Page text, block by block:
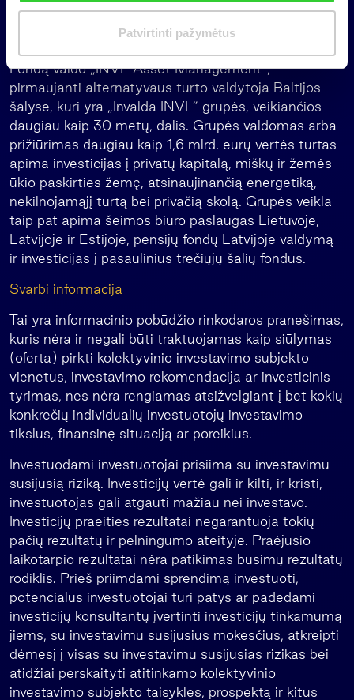
s
Patvirtinti pažymėtus
Sąjungos regione.
Fondą valdo „INVL Asset Management“,
pirmaujanti alternatyvaus turto valdytoja Baltijos
šalyse, kuri yra „Invalda INVL” grupės, veikiančios
daugiau kaip 30 metų, dalis. Grupės valdomas arba
prižiūrimas daugiau kaip 1,6 mlrd. eurų vertės turtas
apima investicijas į privatų kapitalą, miškų ir žemės
ūkio paskirties žemę, atsinaujinančią energetiką,
nekilnojamąjį turtą bei privačią skolą. Grupės veikla
taip pat apima šeimos biuro paslaugas Lietuvoje,
Latvijoje ir Estijoje, pensijų fondų Latvijoje valdymą
ir investicijas į pasaulinius trečiųjų šalių fondus.
Svarbi informacija
Tai yra informacinio pobūdžio rinkodaros pranešimas,
kuris nėra ir negali būti traktuojamas kaip siūlymas
(oferta) pirkti kolektyvinio investavimo subjekto
vienetus, investavimo rekomendacija ar investicinis
tyrimas, nes nėra rengiamas atsižvelgiant į bet kokių
konkrečių individualių investuotojų investavimo
tikslus, finansinę situaciją ar poreikius.
Investuodami investuotojai prisiima su investavimu
susijusią riziką. Investicijų vertė gali ir kilti, ir kristi,
investuotojas gali atgauti mažiau nei investavo.
Investicijų praeities rezultatai negarantuoja tokių
pačių rezultatų ir pelningumo ateityje. Praėjusio
laikotarpio rezultatai nėra patikimas būsimų rezultatų
rodiklis. Prieš priimdami sprendimą investuoti,
potencialūs investuotojai turi patys ar padedami
investicijų konsultantų įvertinti investicijų tinkamumą
jiems, su investavimu susijusius mokesčius, atkreipti
dėmesį į visas su investavimu susijusias rizikas bei
atidžiai perskaityti atitinkamo kolektyvinio
investavimo subjekto taisykles, prospektą ir kitus